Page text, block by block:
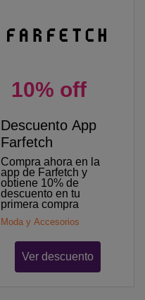
10% off
Descuento App
Farfetch
Compra ahora en la
app de Farfetch y
obtiene 10% de
descuento en tu
primera compra
Moda y Accesorios
Ver descuento